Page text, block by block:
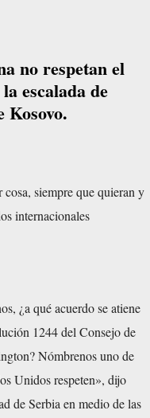
no respetan el
escalada de
siempre que quieran y
internacionales
¿a qué acuerdo se atiene
1244 del Consejo de
Nómbrenos uno de
Unidos respeten», dijo
de Serbia en medio de las